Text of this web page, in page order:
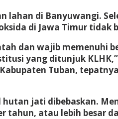
lahan di Banyuwangi.
di Jawa Timur tidak
dan wajib memenuhi
yang ditunjuk
Tuban,
jati dibebaskan.
tahun, atau lebih besar